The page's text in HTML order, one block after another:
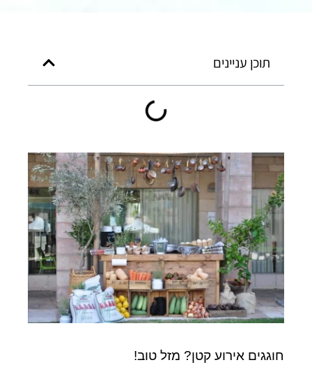
תוכן עניינים
חוגגים אירוע קטן? מזל טוב!